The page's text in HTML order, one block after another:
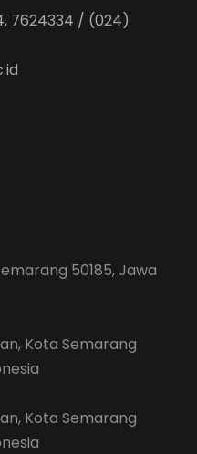
7624334 / (024)
50185, Jawa
Kota Semarang
Kota Semarang